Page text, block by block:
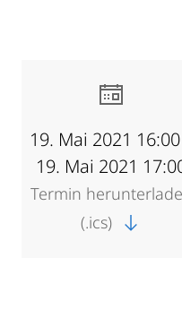
19. Mai 2021
19. Mai 2021
Termin
(.ics)